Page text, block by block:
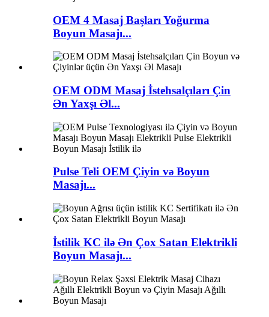
OEM 4 Masaj Başları Yoğurma
Boyun Masajı...
OEM ODM Masaj İstehsalçıları Çin
Ən Yaxşı Əl...
Pulse Teli OEM Çiyin və Boyun
Masajı...
İstilik KC ilə Ən Çox Satan Elektrikli
Boyun Masajı...